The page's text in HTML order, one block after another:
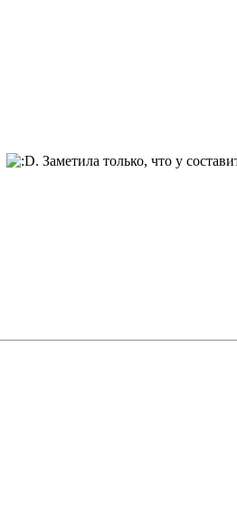
. Заметила только, что у